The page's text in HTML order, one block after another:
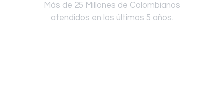
Más de 25 Millones de Colombianos
atendidos en los últimos 5 años.